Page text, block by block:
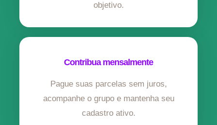
objetivo.
Contribua mensalmente
Pague suas parcelas sem juros,
acompanhe o grupo e mantenha seu
cadastro ativo.